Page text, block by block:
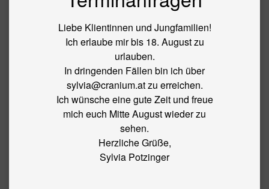
Sakralenergie kann sich durch ein
“festgestelltes” Becken und uniforme
Bewegung äußern.
Share
This entry was posted inAllgemeinand taggedKreuzbein
Sacrum,Spiritualität ,Wurzelchakra. Bookmark the
Cranio & Kreativität Präsent sein
Liebe Klientinnen und Jungfamilien!
Ich erlaube mir bis 18. August zu
urlauben.
In dringenden Fällen bin ich über
sylvia@cranium.at zu erreichen.
Ich wünsche eine gute Zeit und freue
mich euch Mitte August wieder zu
sehen.
Herzliche Grüße,
Sylvia Potzinger